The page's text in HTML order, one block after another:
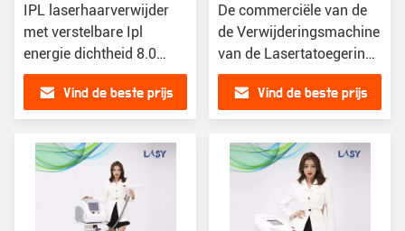
IPL laserhaarverwijder
met verstelbare Ipl
energie dichtheid 8.0
knop Scherm
532nm/1032nm/1064nm
Vind de beste prijs
De commerciële van de
de Verwijderingsmachine
van de Lasertatoegering
Diode van het het
Huisgebruik 808nm
Stationaire
Vind de beste prijs